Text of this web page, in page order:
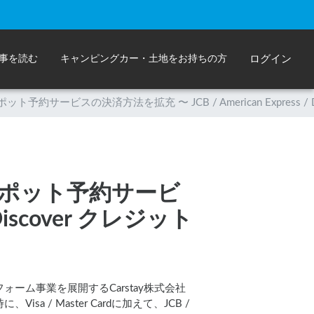
を読む キャンピングカー・土地をお持ちの方 ログイン
ト予約サービスの決済方法を拡充 〜 JCB / American Express
ット予約サービ
クレジット
ーム事業を展開するCarstay株式会社
、Visa / Master Cardに加えて、JCB /